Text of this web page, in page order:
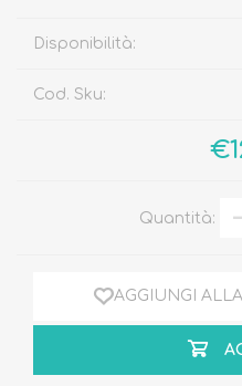
Disponibilità:
Cod. Sku:
Quantità:
AGGIUNGI